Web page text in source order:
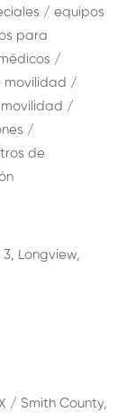
/ equipos
para
/
movilidad /
/
/
de
3, Longview,
/ Smith County,